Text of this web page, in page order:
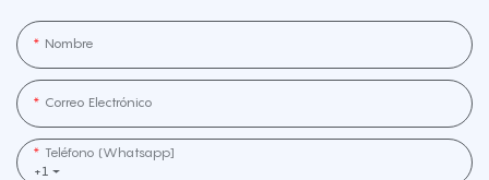
Nombre
Correo Electrónico
+1
Teléfono (whatsapp]